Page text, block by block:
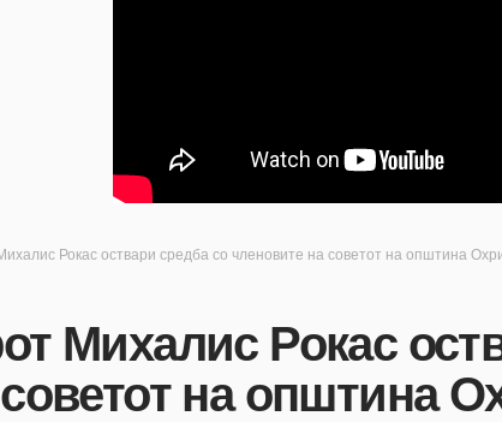
Рокас оствари средба со членовите на советот на општина
Михалис Рокас
на општина